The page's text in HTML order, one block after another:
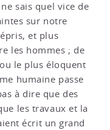
sais quel vice de
sur notre
et plus
les hommes ; de
le plus éloquent
humaine passe
à dire que des
les travaux et la
écrit un grand